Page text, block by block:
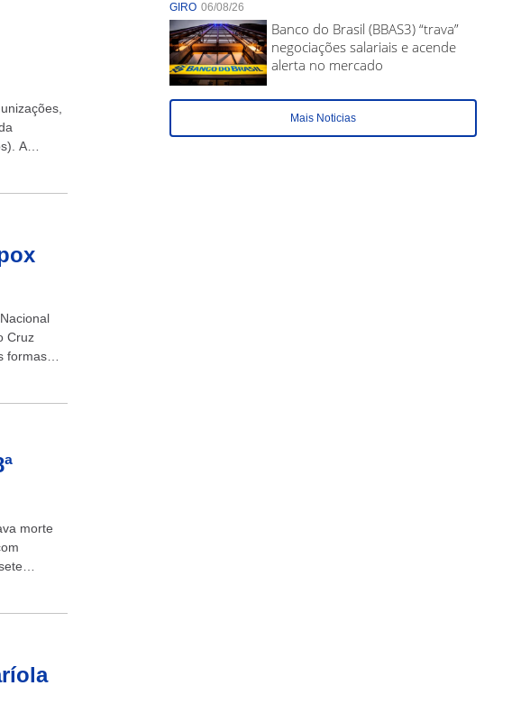
A
Cruz
formas
morte
GIRO 06/08/26
Banco do Brasil (BBAS3) “trava”
negociações salariais e acende
alerta no mercado
Mais Noticias